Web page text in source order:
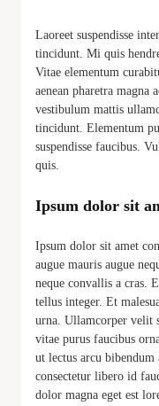
Laoreet suspendisse
tincidunt. Mi quis
Vitae elementum
aenean pharetra magna
vestibulum mattis
tincidunt. Elementum
suspendisse faucibus.
quis.
Ipsum dolor sit
Ipsum dolor sit amet
augue mauris augue
neque convallis a cras.
tellus integer. Et
urna. Ullamcorper velit
vitae purus faucibus
ut lectus arcu bibendum
consectetur libero id
dolor magna eget est